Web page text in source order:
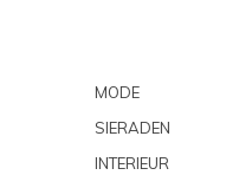
MODE
SIERADEN
INTERIEUR